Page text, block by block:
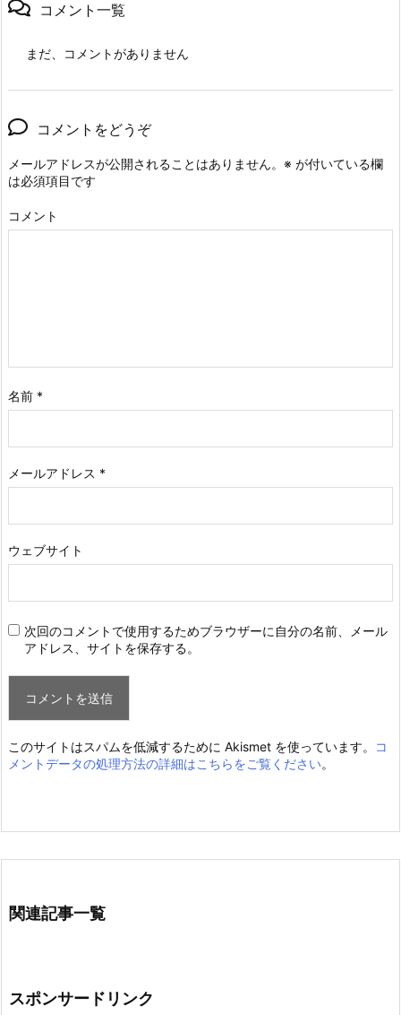
コメント一覧
まだ、コメントがありません
コメントをどうぞ
メールアドレスが公開されることはありません。 ※ が付いている欄
は必須項目です
コメント
名前 *
メールアドレス *
ウェブサイト
次回のコメントで使用するためブラウザーに自分の名前、メール
アドレス、サイトを保存する。
このサイトはスパムを低減するために Akismet を使っています。
コ
メントデータの処理方法の詳細はこちらをご覧ください。
関連記事一覧
スポンサードリンク